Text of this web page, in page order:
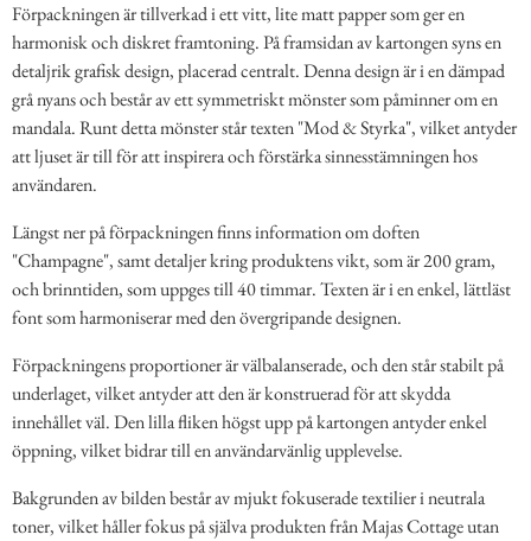
Förpackningen är tillverkad i ett vitt, lite matt papper som ger en
harmonisk och diskret framtoning. På framsidan av kartongen syns en
detaljrik grafisk design, placerad centralt. Denna design är i en dämpad
grå nyans och består av ett symmetriskt mönster som påminner om en
mandala. Runt detta mönster står texten "Mod & Styrka", vilket antyder
att ljuset är till för att inspirera och förstärka sinnesstämningen hos
användaren.
Längst ner på förpackningen finns information om doften
"Champagne", samt detaljer kring produktens vikt, som är 200 gram,
och brinntiden, som uppges till 40 timmar. Texten är i en enkel, lättläst
font som harmoniserar med den övergripande designen.
Förpackningens proportioner är välbalanserade, och den står stabilt på
underlaget, vilket antyder att den är konstruerad för att skydda
innehållet väl. Den lilla fliken högst upp på kartongen antyder enkel
öppning, vilket bidrar till en användarvänlig upplevelse.
Bakgrunden av bilden består av mjukt fokuserade textilier i neutrala
toner, vilket håller fokus på själva produkten från Majas Cottage utan